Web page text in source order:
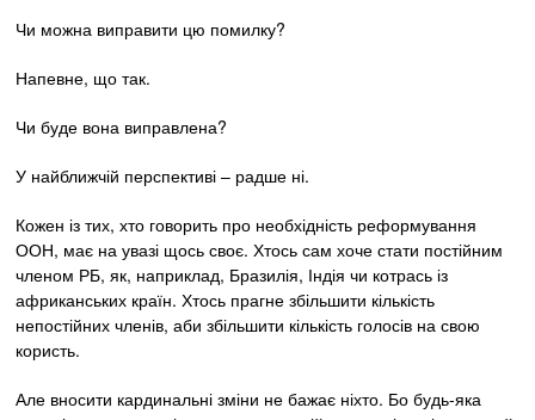
Чи можна виправити цю помилку?
Напевне, що так.
Чи буде вона виправлена?
У найближчій перспективі – радше ні.
Кожен із тих, хто говорить про необхідність реформування
ООН, має на увазі щось своє. Хтось сам хоче стати постійним
членом РБ, як, наприклад, Бразилія, Індія чи котрась із
африканських країн. Хтось прагне збільшити кількість
непостійних членів, аби збільшити кількість голосів на свою
користь.
Але вносити кардинальні зміни не бажає ніхто. Бо будь-яка